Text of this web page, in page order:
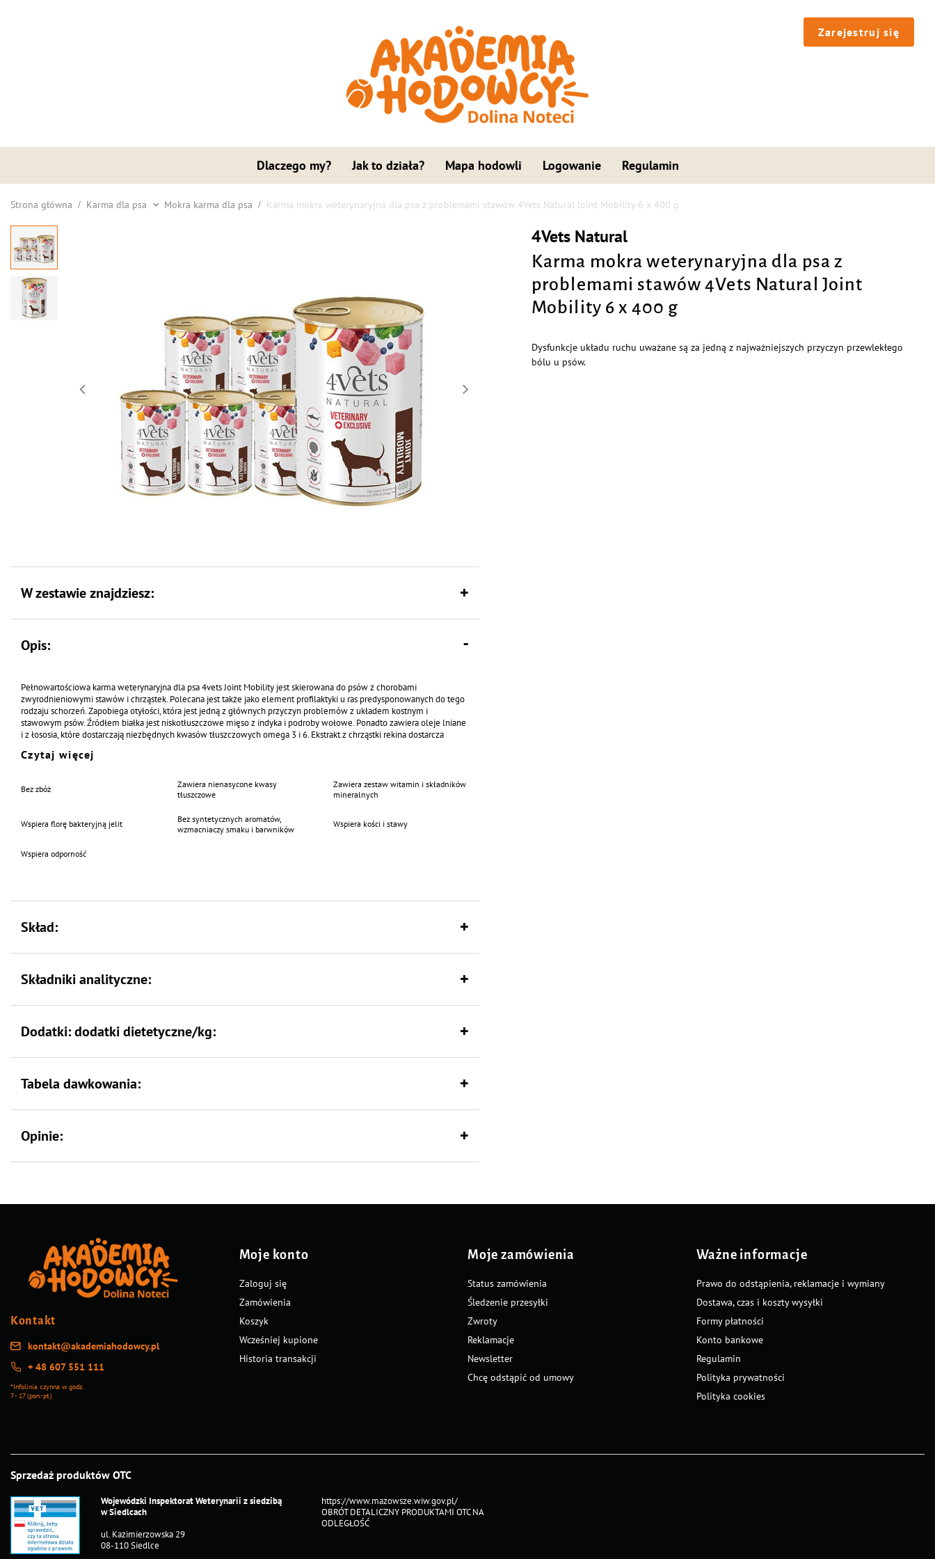
Zarejestruj się
Dlaczego my? Jak to działa? Mapa hodowli Logowanie Regulamin
Strona główna Karma dla psa Mokra karma dla psa Karma mokra weterynaryjna dla psa z problemami stawów 4Vets Natural Joint Mobility 6 x 400 g
4Vets Natural
Karma mokra weterynaryjna dla psa z
problemami stawów 4Vets Natural Joint
Mobility 6 x 400 g
Dysfunkcje układu ruchu uważane są za jedną z najważniejszych przyczyn przewlekłego
bólu u psów.
W zestawie znajdziesz:
Opis:
Pełnowartościowa karma weterynaryjna dla psa 4vets Joint Mobility jest skierowana do psów z chorobami
zwyrodnieniowymi stawów i chrząstek. Polecana jest także jako element profilaktyki u ras predysponowanych do tego
rodzaju schorzeń. Zapobiega otyłości, która jest jedną z głównych przyczyn problemów z układem kostnym i
stawowym psów. Źródłem białka jest niskotłuszczowe mięso z indyka i podroby wołowe. Ponadto zawiera oleje lniane
i z łososia, które dostarczają niezbędnych kwasów tłuszczowych omega 3 i 6. Ekstrakt z chrząstki rekina dostarcza
degeneracji stawów i chrząstek.
Czytaj więcej
Bez zbóż
Zawiera nienasycone kwasy
tłuszczowe
Zawiera zestaw witamin i składników
mineralnych
Wspiera florę bakteryjną jelit
Bez syntetycznych aromatów,
wzmacniaczy smaku i barwników
Wspiera kości i stawy
Wspiera odporność
Skład:
Składniki analityczne:
Dodatki: dodatki dietetyczne/kg:
Tabela dawkowania:
Opinie:
Kontakt
kontakt@akademiahodowcy.pl
+ 48 607 551 111
*Infolinia czynna w godz.
7 - 17 (pon.-pt.)
Moje konto
Zaloguj się
Zamówienia
Koszyk
Wcześniej kupione
Historia transakcji
Moje zamówienia
Status zamówienia
Śledzenie przesyłki
Zwroty
Reklamacje
Newsletter
Chcę odstąpić od umowy
Ważne informacje
Prawo do odstąpienia, reklamacje i wymiany
Dostawa, czas i koszty wysyłki
Formy płatności
Konto bankowe
Regulamin
Polityka prywatności
Polityka cookies
Sprzedaż produktów OTC
Wojewódzki Inspektorat Weterynarii z siedzibą
w Siedlcach
ul. Kazimierzowska 29
08-110 Siedlce
https://www.mazowsze.wiw.gov.pl/
OBRÓT DETALICZNY PRODUKTAMI OTC NA
ODLEGŁOŚĆ